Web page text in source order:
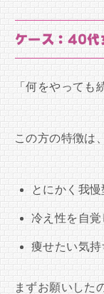
ケース：40代
「何をやっても
この方の特徴は、
とにかく我慢
冷え性を自覚
痩せたい気持
まずお願いした